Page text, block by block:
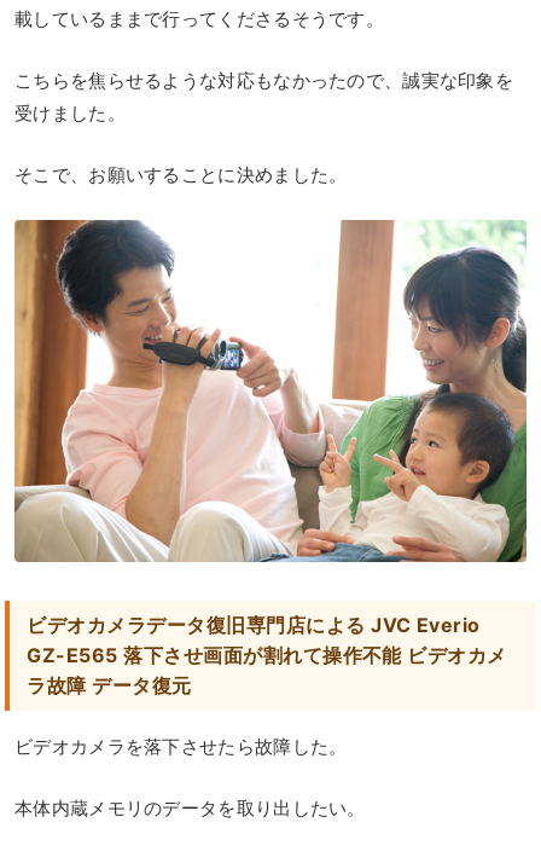
載しているままで行ってくださるそうです。
こちらを焦らせるような対応もなかったので、誠実な印象を
受けました。
そこで、お願いすることに決めました。
ビデオカメラデータ復旧専門店による JVC Everio
GZ-E565 落下させ画面が割れて操作不能 ビデオカメ
ラ故障 データ復元
ビデオカメラを落下させたら故障した。
本体内蔵メモリのデータを取り出したい。